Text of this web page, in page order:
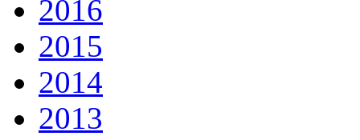
2016
2015
2014
2013